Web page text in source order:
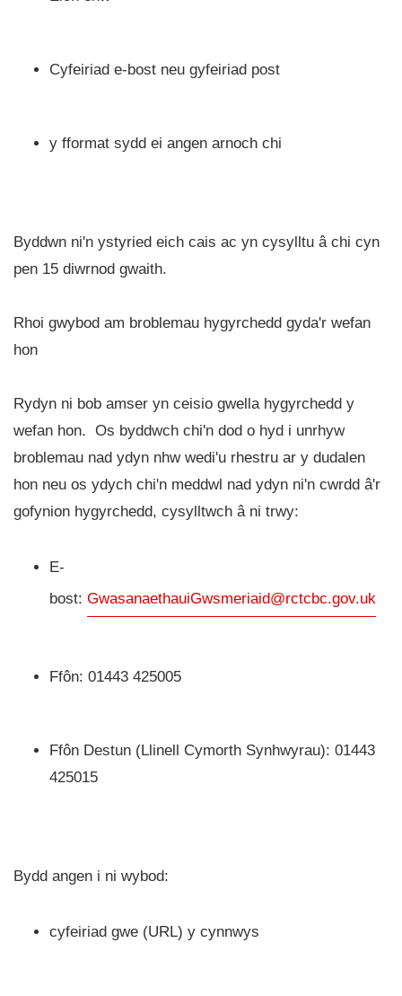
Cyfeiriad e-bost neu gyfeiriad post
y fformat sydd ei angen arnoch chi
Byddwn ni'n ystyried eich cais ac yn cysylltu â chi cyn
pen 15 diwrnod gwaith.
Rhoi gwybod am broblemau hygyrchedd gyda'r wefan
hon
Rydyn ni bob amser yn ceisio gwella hygyrchedd y
wefan hon. Os byddwch chi'n dod o hyd i unrhyw
broblemau nad ydyn nhw wedi'u rhestru ar y dudalen
hon neu os ydych chi'n meddwl nad ydyn ni'n cwrdd â'r
gofynion hygyrchedd, cysylltwch â ni trwy:
E-
bost: GwasanaethauiGwsmeriaid@rctcbc.gov.uk
Ffôn: 01443 425005
Ffôn Destun (Llinell Cymorth Synhwyrau): 01443
425015
Bydd angen i ni wybod:
cyfeiriad gwe (URL) y cynnwys